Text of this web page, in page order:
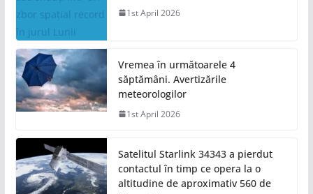
1st April 2026
Vremea în următoarele 4
săptămâni. Avertizările
meteorologilor
1st April 2026
Satelitul Starlink 34343 a pierdut
contactul în timp ce opera la o
altitudine de aproximativ 560 de